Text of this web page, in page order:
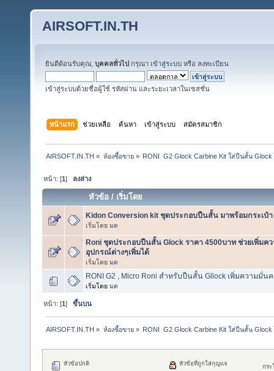
AIRSOFT.IN.TH
ยินดีต้อนรับคุณ, บุคคลทั่วไป กรุณา เข้าสู่ระบบ หรือ ลงทะเบียน
เข้าสู่ระบบด้วยชื่อผู้ใช้ รหัสผ่าน และระยะเวลาในเซสชั่น
หน้าแรก ช่วยเหลือ ค้นหา เข้าสู่ระบบ สมัครสมาชิก
AIRSOFT.IN.TH » ห้องซื้อขาย» RONI  G2 Glock Carbine Kit ใส่ปืนสั้น
หน้า: [1] ลงล่าง
หัวข้อ / เริ่มโดย
Kidon Conversion kit ชุดประกอบปืนสั้น มาพร้อมกระเป๋า
เริ่มโดย มด
Roni ชุดประกอบปืนสั้น Glock ราคา 4500บาท ช่วยเพิ่มค
อุปกรณ์ต่างๆเพิ่มได้
เริ่มโดย มด
RONI G2 , Micro Roni สำหรับปืนสั้น Gllock เพิ่มความมั่น
เริ่มโดย มด
หน้า: [1]ขึ้นบน
AIRSOFT.IN.TH » ห้องซื้อขาย» RONI  G2 Glock Carbine Kit ใส่ปืนสั้น
กระ
หัวข้อปกติ
หัวข้อที่ถูกใส่กุญแจ